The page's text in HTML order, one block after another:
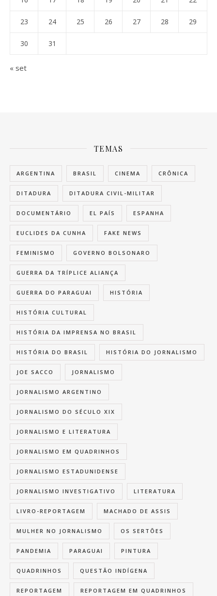
23 24 25 26 27 28 29
30 31
« set
TEMAS
ARGENTINA BRASIL CINEMA CRÔNICA
DITADURA DITADURA CIVIL-MILITAR
DOCUMENTÁRIO EL PAÍS ESPANHA
EUCLIDES DA CUNHA FAKE NEWS
FEMINISMO GOVERNO BOLSONARO
GUERRA DA TRÍPLICE ALIANÇA
GUERRA DO PARAGUAI HISTÓRIA
HISTÓRIA CULTURAL
HISTÓRIA DA IMPRENSA NO BRASIL
HISTÓRIA DO BRASIL HISTÓRIA DO JORNALISMO
JOE SACCO JORNALISMO
JORNALISMO ARGENTINO
JORNALISMO DO SÉCULO XIX
JORNALISMO E LITERATURA
JORNALISMO EM QUADRINHOS
JORNALISMO ESTADUNIDENSE
JORNALISMO INVESTIGATIVO LITERATURA
LIVRO-REPORTAGEM MACHADO DE ASSIS
MULHER NO JORNALISMO OS SERTÕES
PANDEMIA PARAGUAI PINTURA
QUADRINHOS QUESTÃO INDÍGENA
REPORTAGEM REPORTAGEM EM QUADRINHOS